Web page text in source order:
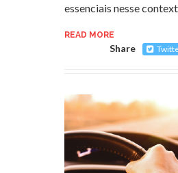
essenciais nesse
READ MORE
Share